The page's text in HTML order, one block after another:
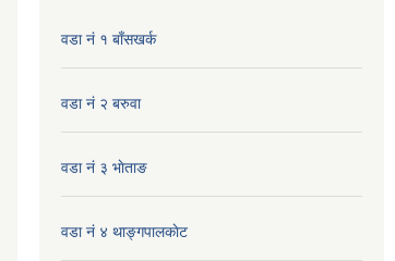
वडा नं १ बाँसखर्क
वडा नं २ बरुवा
वडा नं ३ भाेताङ
वडा नं ४ थाङ्गपालकाेट